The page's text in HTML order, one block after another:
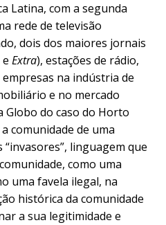
Latina, com a segunda
rede de televisão
dois dos maiores jornais
e Extra), estações de rádio,
na indústria de
e no mercado
Globo do caso do Horto
comunidade de uma
“invasores”, linguagem que
como uma
uma favela ilegal, na
histórica da comunidade
a sua legitimidade e